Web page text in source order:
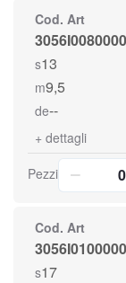
Cod. Art
s13
m9,5
de--
+ dettagli
Pezzi
Cod. Art
s17